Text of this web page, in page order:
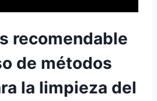
recomendable
de métodos
la limpieza del